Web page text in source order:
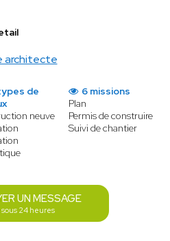
architecte
de
neuve
6 missions
Plan
Permis de construire
Suivi de chantier
UN MESSAGE
24 heures